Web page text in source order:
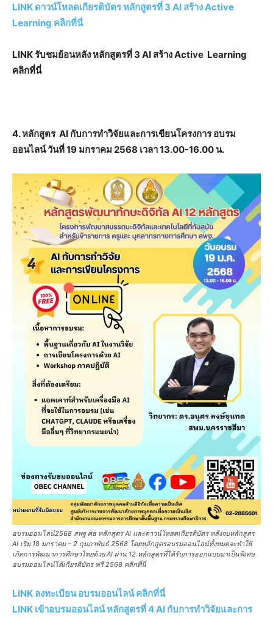
LINK ดาวน์โหลดเกียรติบัตร หลักสูตรที่ 3 AI สร้าง Active
Learning คลิกที่นี่
LINK รับชมย้อนหลัง หลักสูตรที่ 3 AI สร้าง Active Learning
คลิกที่นี่
4. หลักสูตร AI กับการทำวิจัยและการเขียนโครงการ อบรม
ออนไลน์ วันที่ 19 มกราคม 2568 เวลา 13.00-16.00 น.
อบรมออนไลน์2568 สพฐ ศธ หลักสูตร AI และดาวน์โหลดเกียรติบัตร หลังจบหลักสูตร
AI เริ่ม 18 มกราคม – 2 กุมภาพันธ์ 2568 โดยหลักสูตรอบรมออนไลน์ทั้งหมดจะทำให้
เกิดการพัฒนาการศึกษาไทยด้วย AI ผ่าน 12 หลักสูตรที่ได้รับการออกแบบมาเป็นพิเศษ
อบรมออนไลน์ได้เกียรติบัตร ฟรี 2568 คลิกที่นี่
LINK ลงทะเบียน อบรมออนไลน์ คลิกที่นี่
LINK เข้าอบรมออนไลน์ หลักสูตรที่ 4 AI กับการทำวิจัยและการ